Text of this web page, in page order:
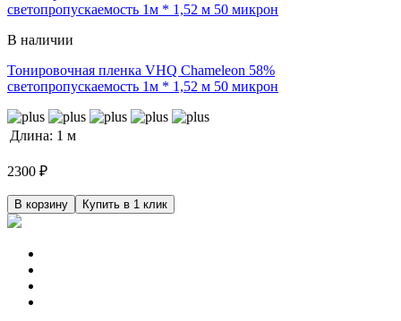
В наличии
Тонировочная пленка VHQ Chameleon 58%
светопропускаемость 1м * 1,52 м 50 микрон
Длина: 1 м
2300 ₽
В корзину Купить в 1 клик